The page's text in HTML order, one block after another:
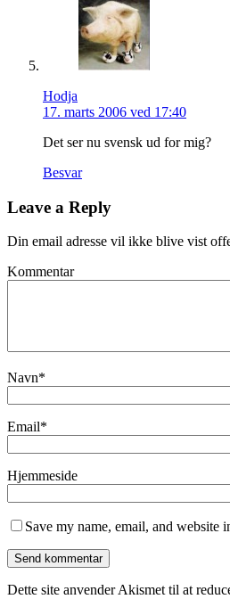
Hodja
17. marts 2006 ved 17:40
Det ser nu svensk ud for mig?
Besvar
Leave a Reply
Din email adresse vil ikke blive vist
Kommentar
Navn*
Email*
Hjemmeside
Save my name, email, and website
Dette site anvender Akismet til at